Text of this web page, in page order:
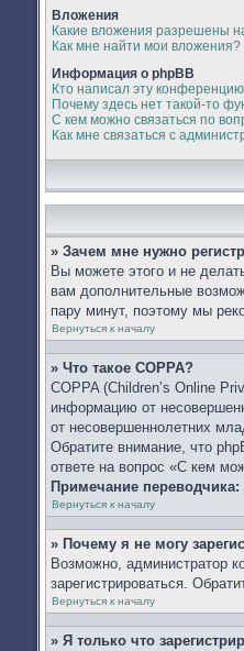
Вложения
Какие вложения разрешены
Как мне найти мои вложения?
Информация о phpBB
Кто написал эту
Почему здесь нет такой-то
С кем можно связаться по
Как мне связаться с
» Зачем мне нужно
Вы можете этого и не
вам дополнительные
пару минут, поэтому мы
Вернуться к началу
» Что такое COPPA?
COPPA (Children’s Online
информацию от
от несовершеннолетних
Обратите внимание, что
ответе на вопрос «С кем
Примечание
Вернуться к началу
» Почему я не могу
Возможно, администратор
зарегистрироваться.
Вернуться к началу
» Я только что